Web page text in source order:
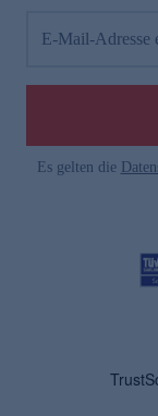
E-Mail-Adresse
Es gelten die